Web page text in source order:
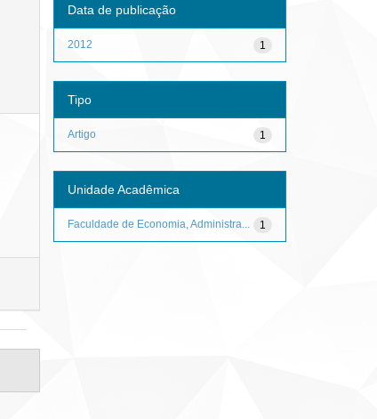
Data de publicação
1
2012
Tipo
1
Artigo
Unidade Acadêmica
1
Faculdade de Economia, Administra...